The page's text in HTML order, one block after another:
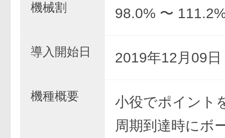
機械割 98.0% 〜
導入開始日 2019年12月09日
機種概要
小役でポイント
周期到達時にボ